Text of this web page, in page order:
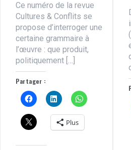
Ce numéro de la revue
Cultures & Conflits se
propose d’interroger une
certaine grammaire à
l’œuvre : que produit,
politiquement […]
Partager :
Plus